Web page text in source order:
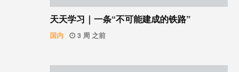
天天学习｜一条“不可能建成的铁路”
国内 3 周 之前